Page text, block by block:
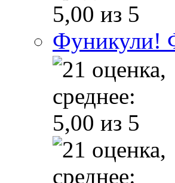
Фуникули!